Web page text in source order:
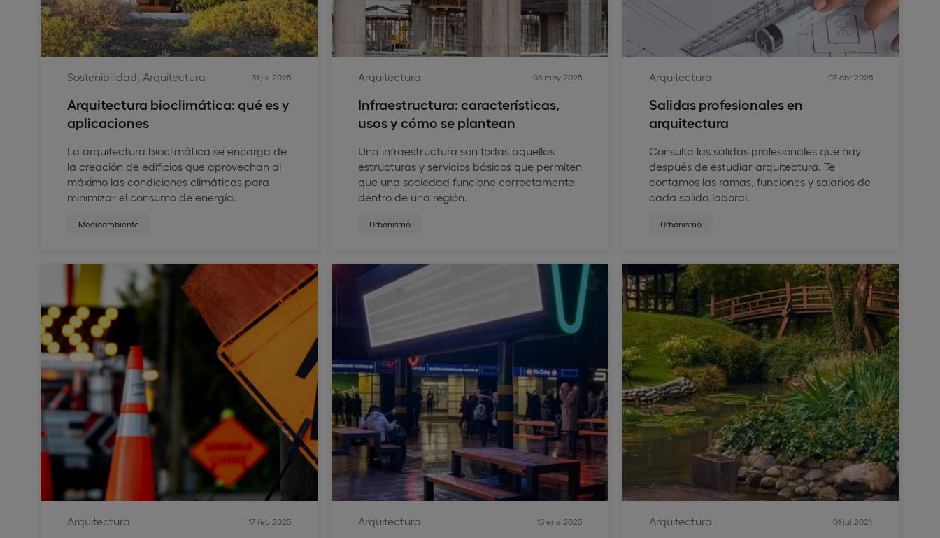
Sostenibilidad, Arquitectura 31 jul 2025
Arquitectura bioclimática: qué es y
aplicaciones
La arquitectura bioclimática se encarga de
la creación de edificios que aprovechan al
máximo las condiciones climáticas para
minimizar el consumo de energía.
Medioambiente
Arquitectura 08 may 2025
Infraestructura: características,
usos y cómo se plantean
Una infraestructura son todas aquellas
estructuras y servicios básicos que permiten
que una sociedad funcione correctamente
dentro de una región.
Urbanismo
Arquitectura 07 abr 2025
Salidas profesionales en
arquitectura
Consulta las salidas profesionales que hay
después de estudiar arquitectura. Te
contamos las ramas, funciones y salarios de
cada salida laboral.
Urbanismo
Arquitectura 17 feb 2025 Arquitectura 15 ene 2025 Arquitectura 01 jul 2024